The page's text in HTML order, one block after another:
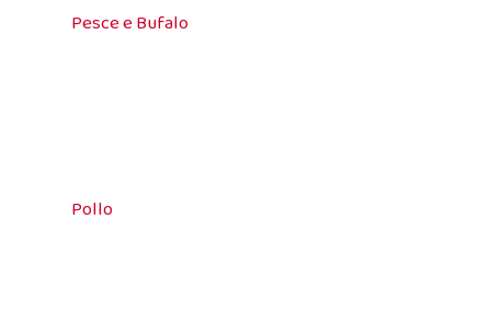
Pesce e Bufalo
Pollo